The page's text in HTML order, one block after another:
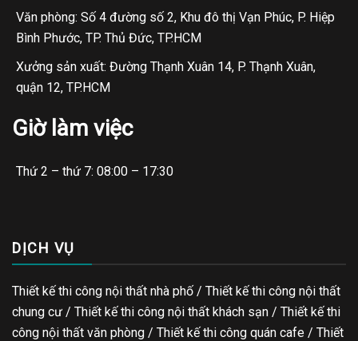
Văn phòng: Số 4 đường số 2, Khu đô thị Vạn Phúc, P. Hiệp
Bình Phước, TP. Thủ Đức, TP.HCM
Xưởng sản xuất: Đường Thạnh Xuân 14, P. Thạnh Xuân,
quận 12, TP.HCM
Giờ làm việc
Thứ 2 – thứ 7: 08:00 – 17:30
DỊCH VỤ
Thiết kế thi công nội thất nhà phố / Thiết kế thi công nội thất
chung cư / Thiết kế thi công nội thất khách sạn / Thiết kế thi
công nội thất văn phòng / Thiết kế thi công quán cafe / Thiết